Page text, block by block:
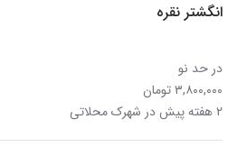
انگشتر نقره
در حد نو
۳,۸۰۰,۰۰۰ تومان
۲ هفته پیش در شهرک محلاتی